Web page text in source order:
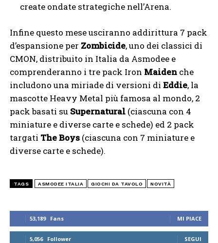
53,189 Fans MI PIACE
5,056 Follower SEGUI
create ondate strategiche nell’Arena.
Infine questo mese usciranno addirittura 7 pack
d’espansione per Zombicide, uno dei classici di
CMON, distribuito in Italia da Asmodee e
comprenderanno i tre pack Iron Maiden che
includono una miriade di versioni di Eddie, la
mascotte Heavy Metal più famosa al mondo, 2
pack basati su Supernatural (ciascuna con 4
miniature e diverse carte e schede) ed 2 pack
targati The Boys (ciascuna con 7 miniature e
diverse carte e schede).
TAGS ASMODEE ITALIA GIOCHI DA TAVOLO NOVITÀ